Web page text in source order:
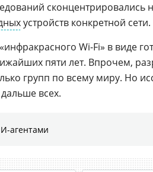
устройств конкретной сети.
Wi-Fi» в виде
пяти лет. Впрочем,
групп по всему миру. Но
всех.
агентами